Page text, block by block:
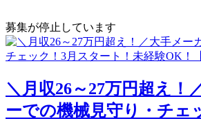
募集が停止しています
＼月収26～27万円超え！
ーでの機械見守り・チェ